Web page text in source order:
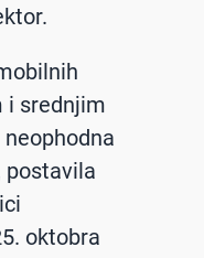
i srednjim
postavila
oktobra